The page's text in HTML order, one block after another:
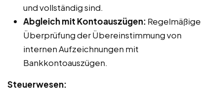
und vollständig sind.
Abgleich mit Kontoauszügen: Regelmäßige
Überprüfung der Übereinstimmung von
internen Aufzeichnungen mit
Bankkontoauszügen.
Steuerwesen: